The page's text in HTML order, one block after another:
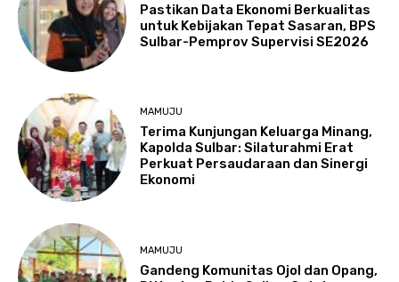
Pastikan Data Ekonomi Berkualitas
untuk Kebijakan Tepat Sasaran, BPS
Sulbar-Pemprov Supervisi SE2026
MAMUJU
Terima Kunjungan Keluarga Minang,
Kapolda Sulbar: Silaturahmi Erat
Perkuat Persaudaraan dan Sinergi
Ekonomi
MAMUJU
Gandeng Komunitas Ojol dan Opang,